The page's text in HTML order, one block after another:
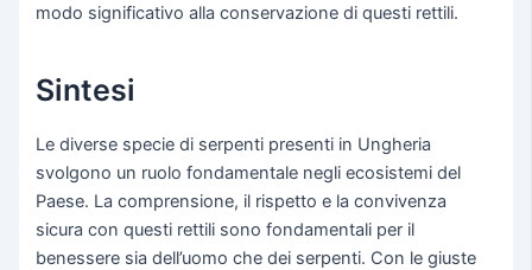
modo significativo alla conservazione di questi rettili.
Sintesi
Le diverse specie di serpenti presenti in Ungheria
svolgono un ruolo fondamentale negli ecosistemi del
Paese. La comprensione, il rispetto e la convivenza
sicura con questi rettili sono fondamentali per il
benessere sia dell’uomo che dei serpenti. Con le giuste